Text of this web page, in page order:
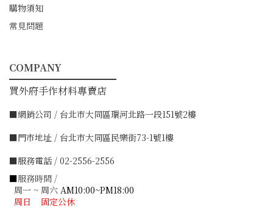
購物須知
常見問題
COMPANY
━━━━━━━━━━━
買外府手作材料專賣店
■網銷公司 / 台北市大同區環河北路一段151號2樓
■門市地址 / 台北市大同區民樂街73-1號1樓
■服務電話 / 02-2556-2556
■服務時間 /
周一 ~ 周六 AM10:00~PM18:00
周日 固定公休